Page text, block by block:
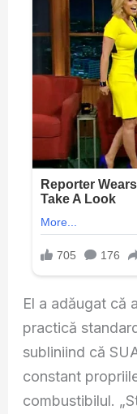
El a adăugat că
practică
subliniind că
constant
combustibilul.